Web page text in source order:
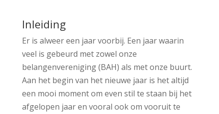
Inleiding
Er is alweer een jaar voorbij. Een jaar waarin
veel is gebeurd met zowel onze
belangenvereniging (BAH) als met onze buurt.
Aan het begin van het nieuwe jaar is het altijd
een mooi moment om even stil te staan bij het
afgelopen jaar en vooral ook om vooruit te